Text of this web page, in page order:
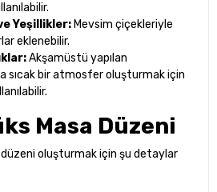
Yeşillikler: Mevsim çiçekleriyle
eklenebilir.
Akşamüstü yapılan
sıcak bir atmosfer oluşturmak için
Masa Düzeni
düzeni oluşturmak için şu detaylar